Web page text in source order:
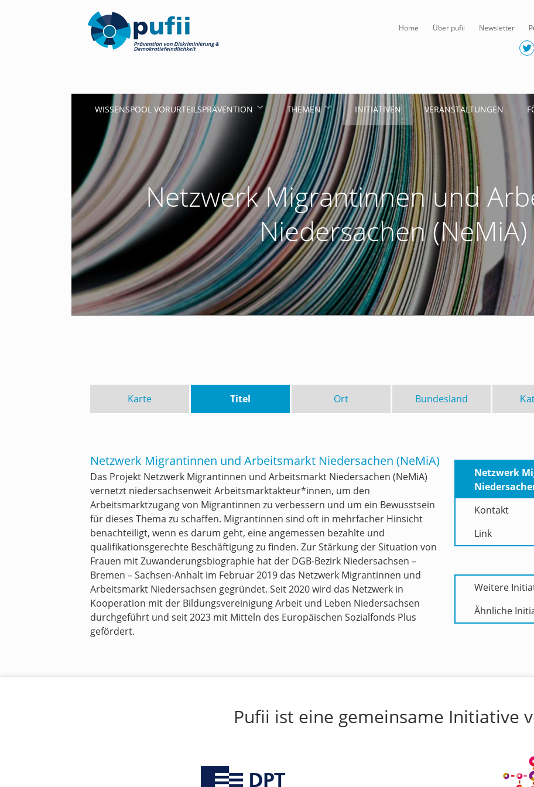
Newsletter
Über pufii
Home
WISSENSPOOL VORURTEILSPRÄVENTION THEMEN INITIATIVEN VERANSTALTUNGEN
Netzwerk Migrantinnen und
Niedersachen (NeMiA)
Karte Titel Ort Bundesland
Netzwerk Migrantinnen und Arbeitsmarkt Niedersachen (NeMiA)
Das Projekt Netzwerk Migrantinnen und Arbeitsmarkt Niedersachen (NeMiA)
vernetzt niedersachsenweit Arbeitsmarktakteur*innen, um den
Arbeitsmarktzugang von Migrantinnen zu verbessern und um ein Bewusstsein
für dieses Thema zu schaffen. Migrantinnen sind oft in mehrfacher Hinsicht
benachteiligt, wenn es darum geht, eine angemessen bezahlte und
qualifikationsgerechte Beschäftigung zu finden. Zur Stärkung der Situation von
Frauen mit Zuwanderungsbiographie hat der DGB-Bezirk Niedersachsen –
Bremen – Sachsen-Anhalt im Februar 2019 das Netzwerk Migrantinnen und
Arbeitsmarkt Niedersachsen gegründet. Seit 2020 wird das Netzwerk in
Kooperation mit der BildungsvereinigungArbeit und Leben Niedersachsen
durchgeführt und seit 2023 mit Mitteln des Europäischen Sozialfonds Plus
gefördert.
Netzwerk
Kontakt
Link
Weitere
Ähnliche
Pufii ist eine gemeinsame Initiative